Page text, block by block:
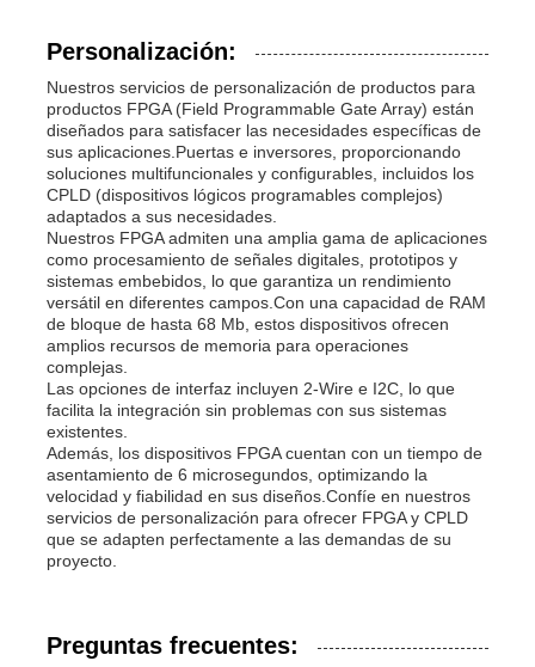
Personalización:
Nuestros servicios de personalización de productos para
productos FPGA (Field Programmable Gate Array) están
diseñados para satisfacer las necesidades específicas de
sus aplicaciones.Puertas e inversores, proporcionando
soluciones multifuncionales y configurables, incluidos los
CPLD (dispositivos lógicos programables complejos)
adaptados a sus necesidades.
Nuestros FPGA admiten una amplia gama de aplicaciones
como procesamiento de señales digitales, prototipos y
sistemas embebidos, lo que garantiza un rendimiento
versátil en diferentes campos.Con una capacidad de RAM
de bloque de hasta 68 Mb, estos dispositivos ofrecen
amplios recursos de memoria para operaciones
complejas.
Las opciones de interfaz incluyen 2-Wire e I2C, lo que
facilita la integración sin problemas con sus sistemas
existentes.
Además, los dispositivos FPGA cuentan con un tiempo de
asentamiento de 6 microsegundos, optimizando la
velocidad y fiabilidad en sus diseños.Confíe en nuestros
servicios de personalización para ofrecer FPGA y CPLD
que se adapten perfectamente a las demandas de su
proyecto.
Preguntas frecuentes: